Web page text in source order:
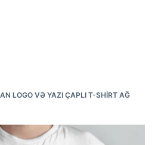
LOGO VƏ YAZI ÇAPLI T-SHIRT AĞ